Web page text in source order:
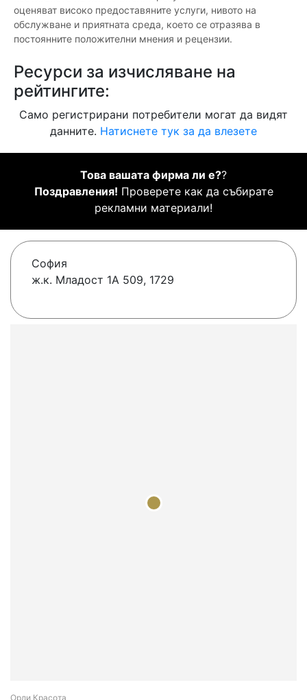
оценяват високо предоставяните услуги, нивото на
обслужване и приятната среда, което се отразява в
постоянните положителни мнения и рецензии.
Ресурси за изчисляване на
рейтингите:
Само регистрирани потребители могат да видят
данните. Натиснете тук за да влезете
Това вашата фирма ли е??
Поздравления! Проверете как да събирате
рекламни материали!
София
ж.к. Младост 1А 509, 1729
Орли Красота